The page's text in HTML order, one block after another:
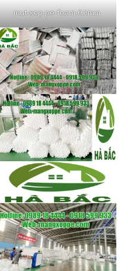
mut-xop-pe-foam-0.5mm